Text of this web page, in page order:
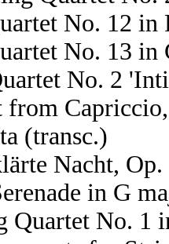
No. 12 in
No. 13 in
No. 2
from
(transc.)
Nacht, Op.
in G
Quartet No. 1